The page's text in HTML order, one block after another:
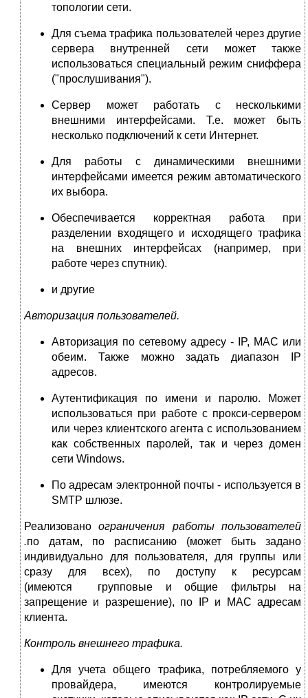
топологии сети.
Для съема трафика пользователей через другие
сервера внутренней сети может также
использоваться специальный режим сниффера
("прослушивания").
Сервер может работать с несколькими
внешними интерфейсами. Т.е. может быть
несколько подключений к сети Интернет.
Для работы с динамическими внешними
интерфейсами имеется режим автоматического
их выбора.
Обеспечивается корректная работа при
разделении входящего и исходящего трафика
на внешних интерфейсах (например, при
работе через спутник).
и другие
Авторизация пользователей.
Авторизация по сетевому адресу - IP, MAC или
обеим. Также можно задать диапазон IP
адресов.
Аутентификация по имени и паролю. Может
использоваться при работе с прокси-сервером
или через клиентского агента с использованием
как собственных паролей, так и через домен
сети Windows.
По адресам электронной почты - используется в
SMTP шлюзе.
Реализовано ограничения работы пользователей
.по датам, по расписанию (может быть задано
индивидуально для пользователя, для группы или
сразу для всех), по доступу к ресурсам
(имеются групповые и общие фильтры на
запрещение и разрешение), по IP и MAC адресам
клиента.
Контроль внешнего трафика.
Для учета общего трафика, потребляемого у
провайдера, имеются контролируемые